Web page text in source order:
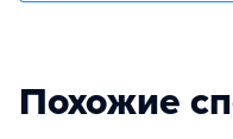
Похожие